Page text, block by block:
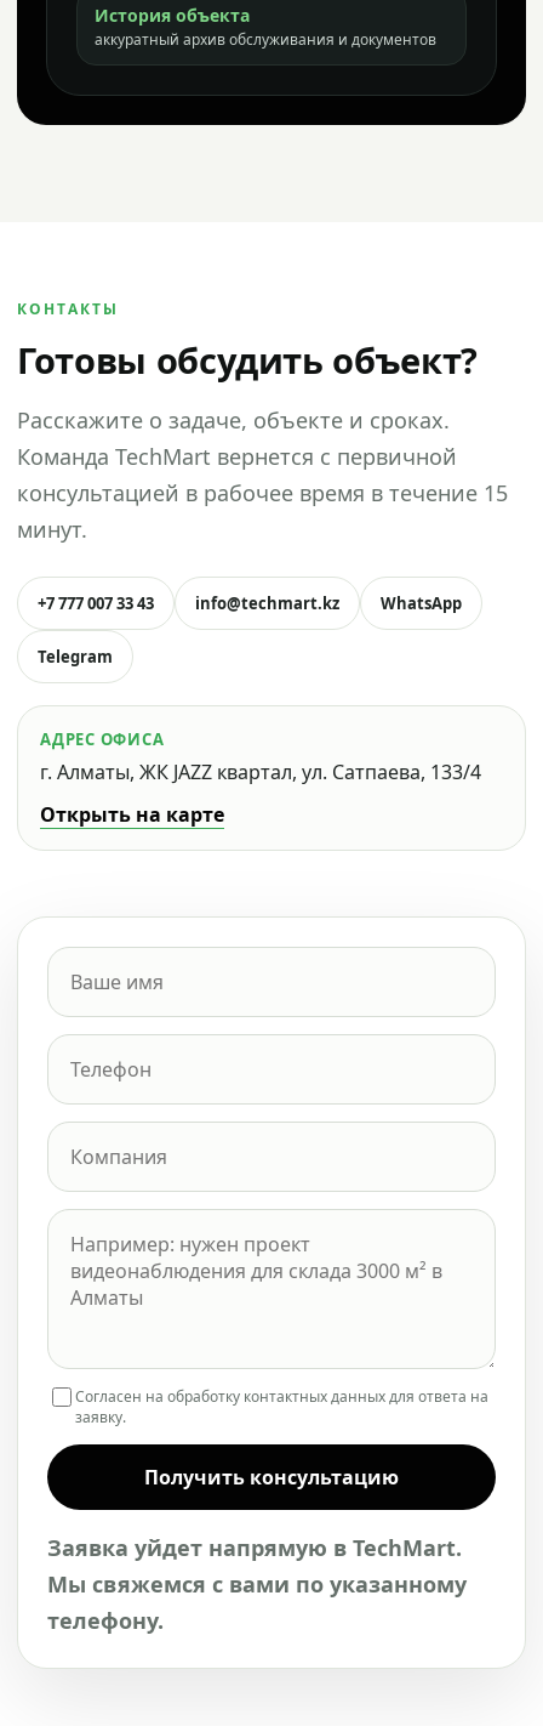
История объекта
аккуратный архив обслуживания и документов
КОНТАКТЫ
Готовы обсудить объект?
Расскажите о задаче, объекте и сроках.
Команда TechMart вернется с первичной
консультацией в рабочее время в течение 15
минут.
+7 777 007 33 43 info@techmart.kz WhatsApp
Telegram
АДРЕС ОФИСА
г. Алматы, ЖК JAZZ квартал, ул. Сатпаева, 133/4
Открыть на карте
Согласен на обработку контактных данных для ответа на
заявку.
Получить консультацию
Заявка уйдет напрямую в TechMart.
Мы свяжемся с вами по указанному
телефону.